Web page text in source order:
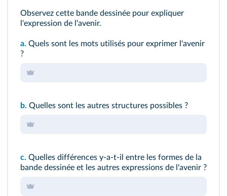
Observez cette bande dessinée pour expliquer
l'expression de l'avenir.
a. Quels sont les mots utilisés pour exprimer l'avenir
?
b. Quelles sont les autres structures possibles ?
c. Quelles différences y-a-t-il entre les formes de la
bande dessinée et les autres expressions de l'avenir ?